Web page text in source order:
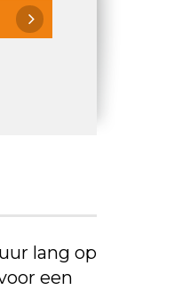
lang op
een